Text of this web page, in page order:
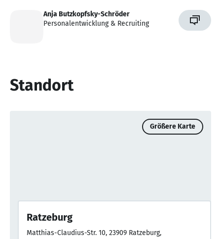
Anja Butzkopfsky-Schröder
Personalentwicklung & Recruiting
Standort
Größere Karte
Ratzeburg
Matthias-Claudius-Str. 10, 23909 Ratzeburg,